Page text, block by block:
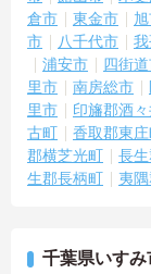
倉市
東金市
市
八千代市
浦安市
四街
里市
南房総市
里市
印旛郡酒
古町
香取郡東
郡横芝光町
長
生郡長柄町
夷
千葉県いす